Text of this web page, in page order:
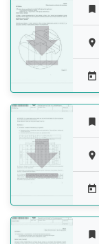








